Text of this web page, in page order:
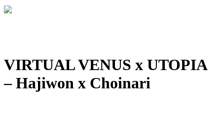
VIRTUAL VENUS x UTOPIA
– Hajiwon x Choinari